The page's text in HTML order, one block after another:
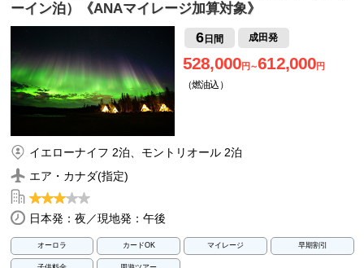
ーイン泊）《ANAマイレージ加算対象》
6日間 成田発
528,000円～612,000円
（燃油込）
イエローナイフ 2泊、モントリオール 2泊
エア・カナダ(指定)
日本発：夜／現地発：午後
オーロラ カードOK マイレージ 早期割引